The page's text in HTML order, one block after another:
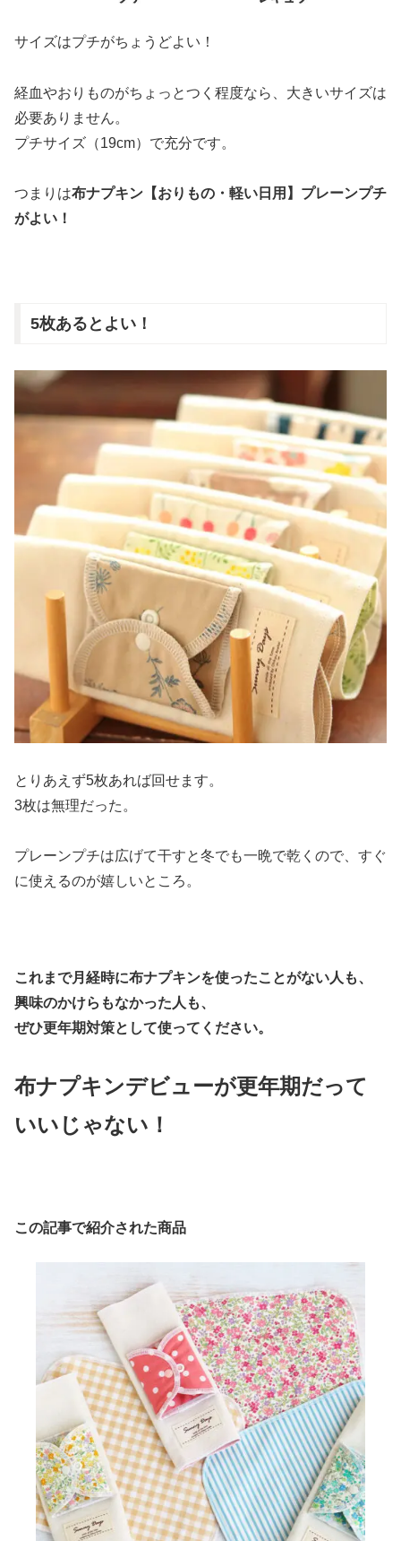
サイズはプチがちょうどよい！
経血やおりものがちょっとつく程度なら、大きいサイズは
必要ありません。
プチサイズ（19cm）で充分です。
つまりは布ナプキン【おりもの・軽い日用】プレーンプチ
がよい！
5枚あるとよい！
とりあえず5枚あれば回せます。
3枚は無理だった。
プレーンプチは広げて干すと冬でも一晩で乾くので、すぐ
に使えるのが嬉しいところ。
これまで月経時に布ナプキンを使ったことがない人も、
興味のかけらもなかった人も、
ぜひ更年期対策として使ってください。
布ナプキンデビューが更年期だって
いいじゃない！
この記事で紹介された商品